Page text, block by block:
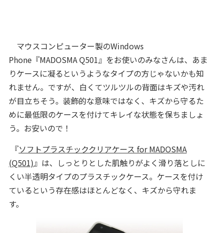
マウスコンピューター製のWindows
Phone『MADOSMA Q501』をお使いのみなさんは、あま
りケースに凝るというようなタイプの方じゃないかも知
れません。ですが、白くてツルツルの背面はキズや汚れ
が目立ちそう。装飾的な意味ではなく、キズから守るた
めに最低限のケースを付けてキレイな状態を保ちましょ
う。お安いので！
『ソフトプラスチッククリアケース for MADOSMA
(Q501)』は、しっとりとした肌触りがよく滑り落としに
くい半透明タイプのプラスチックケース。ケースを付け
ているという存在感はほとんどなく、キズから守れま
す。